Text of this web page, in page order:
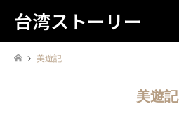
台湾ストーリー
美遊記
美遊記